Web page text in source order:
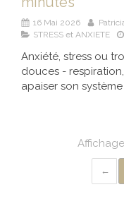
16 Mai 2026
STRESS et ANXIETE
Anxiété, stress ou
douces -
apaiser son